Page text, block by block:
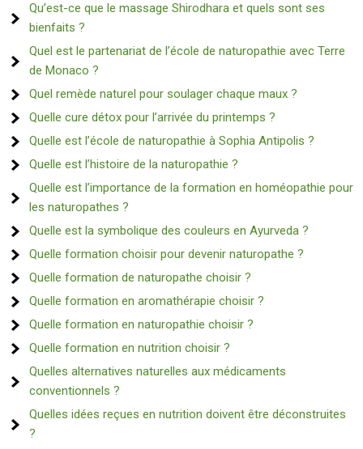
Qu’est-ce que le massage Shirodhara et quels sont ses
bienfaits ?
Quel est le partenariat de l’école de naturopathie avec Terre
de Monaco ?
Quel remède naturel pour soulager chaque maux ?
Quelle cure détox pour l’arrivée du printemps ?
Quelle est l’école de naturopathie à Sophia Antipolis ?
Quelle est l’histoire de la naturopathie ?
Quelle est l’importance de la formation en homéopathie pour
les naturopathes ?
Quelle est la symbolique des couleurs en Ayurveda ?
Quelle formation choisir pour devenir naturopathe ?
Quelle formation de naturopathe choisir ?
Quelle formation en aromathérapie choisir ?
Quelle formation en naturopathie choisir ?
Quelle formation en nutrition choisir ?
Quelles alternatives naturelles aux médicaments
conventionnels ?
Quelles idées reçues en nutrition doivent être déconstruites
?